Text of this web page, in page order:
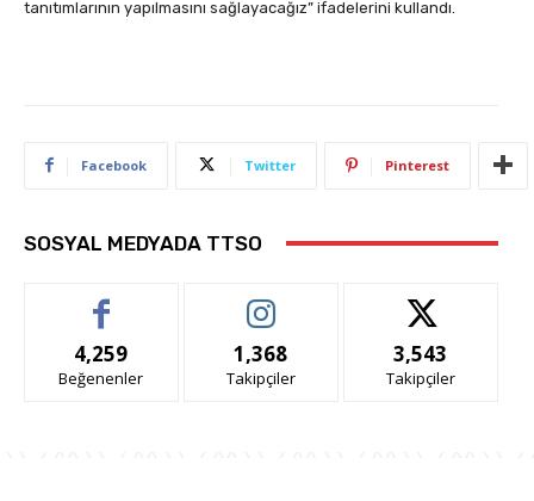
tanıtımlarının yapılmasını sağlayacağız” ifadelerini kullandı.
Facebook Twitter Pinterest
SOSYAL MEDYADA TTSO
4,259
Beğenenler
1,368
Takipçiler
3,543
Takipçiler